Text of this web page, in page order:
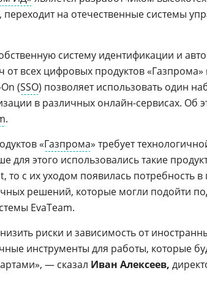
переходит на отечественные системы
систему идентификации и
всех цифровых продуктов «Газпрома»
(SSO) позволяет использовать один
в различных онлайн-сервисах. Об
.
«Газпрома» требует
для этого использовались такие
то с их уходом появилась потребность
решений, которые могли подойти
EvaTeam.
риски и зависимость от
инструменты для работы, которые
— сказал Иван Алексеев,